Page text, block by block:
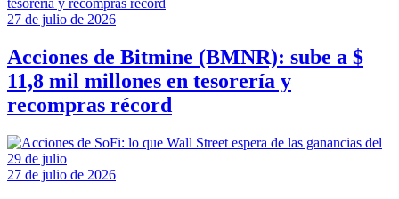
27 de julio de 2026
Acciones de Bitmine (BMNR): sube a $
11,8 mil millones en tesorería y
recompras récord
27 de julio de 2026